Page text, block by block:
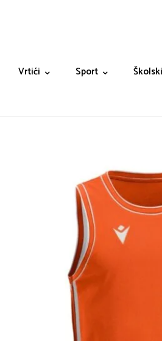
Vrtići Sport